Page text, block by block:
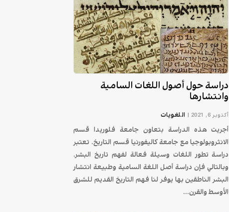
دراسة حول أصول اللغات السامية
وانتشارها
أكتوبر 6, 2021 | اللغويات
أجريت هذه الدراسة بتعاون جامعة فلوريدا قسم
الانثروبولوجيا مع جامعة كاليفورنيا قسم التاريخ. تعتبر
دراسة تطور اللغات وسيلة فعالة لفهم تاريخ البشر.
وبالتالي فإن دراسة أصل اللغة السامية وطبيعة انتشار
البشر الناطقين بها يوفر لنا فهم التاريخ القديم للشرق
الأوسط والقرن...